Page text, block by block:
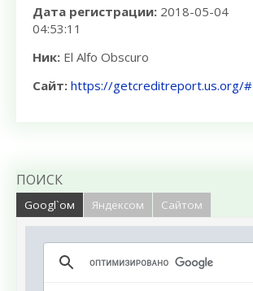
Дата регистрации: 2018-05-04
04:53:11
Ник: El Alfo Obscuro
Сайт: https://getcreditreport.us.org/#
ПОИСК
Googl`ом Яндексом Сайтом